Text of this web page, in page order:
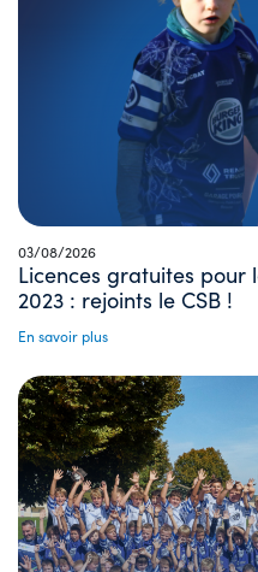
03/08/2026
Licences gratuites pour
2023 : rejoints le CSB !
En savoir plus